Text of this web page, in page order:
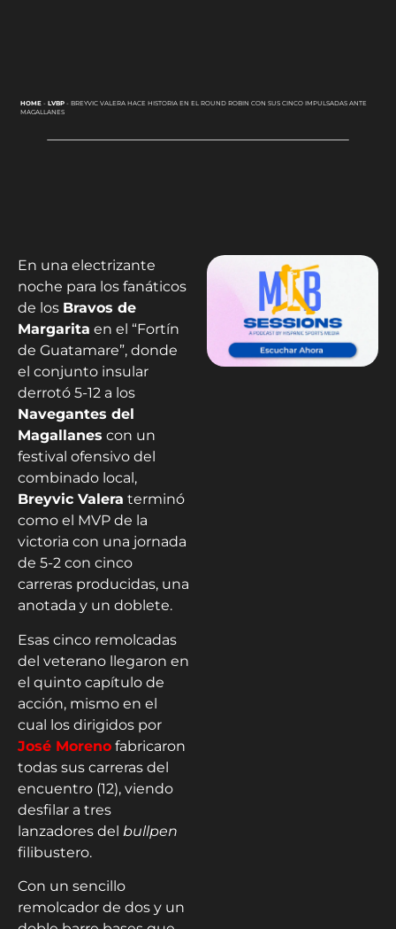
HOME- LVBP- BREYVIC VALERA HACE HISTORIA EN EL ROUND ROBIN CON SUS CINCO IMPULSADAS ANTE
MAGALLANES
En una electrizante
noche para los fanáticos
de los Bravos de
Margarita en el “Fortín
de Guatamare”, donde
el conjunto insular
derrotó 5-12 a los
Navegantes del
Magallanes con un
festival ofensivo del
combinado local,
Breyvic Valera terminó
como el MVP de la
victoria con una jornada
de 5-2 con cinco
carreras producidas, una
anotada y un doblete.
Esas cinco remolcadas
del veterano llegaron en
el quinto capítulo de
acción, mismo en el
cual los dirigidos por
José Moreno fabricaron
todas sus carreras del
encuentro (12), viendo
desfilar a tres
lanzadores del bullpen
filibustero.
Con un sencillo
remolcador de dos y un